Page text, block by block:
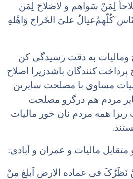
لِمَنْ سَواهم و لاصَلاحَ لِمَن
َ‌کُلّهمُ‌عیالُ علیَ الخَراج وَ‌اهْلهِ
ومالیات به دقت رسیدگی کن
پرداختکنندگان باشدزیرا اصلاح
مساوی با مصلحت سایرین
مردم هم درگرو مصلحت
همه مردم نان خور مالیات
.
مالیات و عمران و آبادی:
نَظَرُکَ فی عماده الارضِ اَبلغ مِنْ